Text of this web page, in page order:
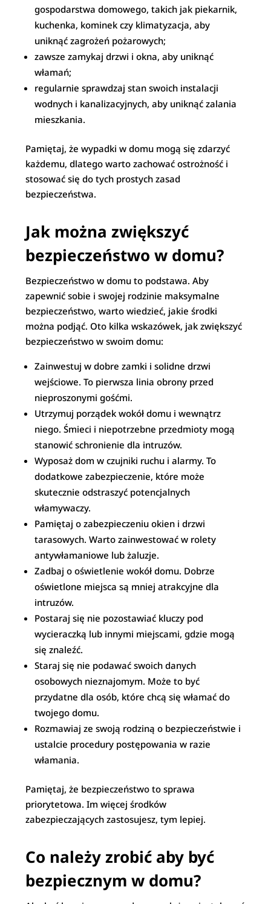
gospodarstwa domowego, takich jak piekarnik,
kuchenka, kominek czy klimatyzacja, aby
uniknąć zagrożeń pożarowych;
zawsze zamykaj drzwi i okna, aby uniknąć
włamań;
regularnie sprawdzaj stan swoich instalacji
wodnych i kanalizacyjnych, aby uniknąć zalania
mieszkania.
Pamiętaj, że wypadki w domu mogą się zdarzyć
każdemu, dlatego warto zachować ostrożność i
stosować się do tych prostych zasad
bezpieczeństwa.
Jak można zwiększyć
bezpieczeństwo w domu?
Bezpieczeństwo w domu to podstawa. Aby
zapewnić sobie i swojej rodzinie maksymalne
bezpieczeństwo, warto wiedzieć, jakie środki
można podjąć. Oto kilka wskazówek, jak zwiększyć
bezpieczeństwo w swoim domu:
Zainwestuj w dobre zamki i solidne drzwi
wejściowe. To pierwsza linia obrony przed
nieproszonymi gośćmi.
Utrzymuj porządek wokół domu i wewnątrz
niego. Śmieci i niepotrzebne przedmioty mogą
stanowić schronienie dla intruzów.
Wyposaż dom w czujniki ruchu i alarmy. To
dodatkowe zabezpieczenie, które może
skutecznie odstraszyć potencjalnych
włamywaczy.
Pamiętaj o zabezpieczeniu okien i drzwi
tarasowych. Warto zainwestować w rolety
antywłamaniowe lub żaluzje.
Zadbaj o oświetlenie wokół domu. Dobrze
oświetlone miejsca są mniej atrakcyjne dla
intruzów.
Postaraj się nie pozostawiać kluczy pod
wycieraczką lub innymi miejscami, gdzie mogą
się znaleźć.
Staraj się nie podawać swoich danych
osobowych nieznajomym. Może to być
przydatne dla osób, które chcą się włamać do
twojego domu.
Rozmawiaj ze swoją rodziną o bezpieczeństwie i
ustalcie procedury postępowania w razie
włamania.
Pamiętaj, że bezpieczeństwo to sprawa
priorytetowa. Im więcej środków
zabezpieczających zastosujesz, tym lepiej.
Co należy zrobić aby być
bezpiecznym w domu?